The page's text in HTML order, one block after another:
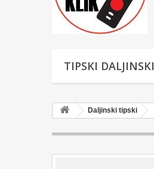
TIPSKI DALJINSKI
Daljinski tipski